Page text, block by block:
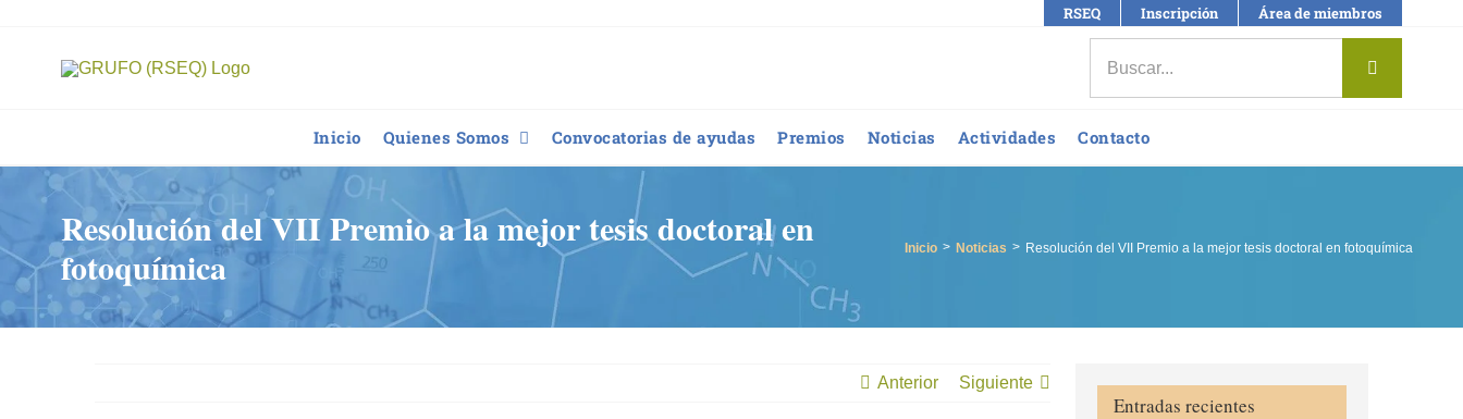
contenido
RSEQ Inscripción Área de miembros
Inicio Quienes Somos Convocatorias de ayudas Premios Noticias Actividades Contacto
Resolución del VII Premio a la mejor tesis doctoral en
fotoquímica
Inicio Noticias Resolución del VII Premio a la mejor tesis doctoral en fotoquímica
Anterior Siguiente
Entradas recientes